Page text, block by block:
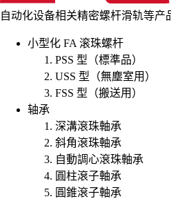
自动化设备相关精密螺杆滑轨等产
小型化 FA 滚珠螺杆
PSS 型（標準品）
USS 型（無塵室用）
FSS 型（搬送用）
轴承
深溝滾珠軸承
斜角滾珠軸承
自動調心滾珠軸承
圓柱滾子軸承
圓錐滾子軸承